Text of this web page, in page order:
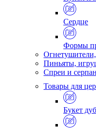
Сердце
Формы
Пиньяты,
Спреи и
Товары для
Букет